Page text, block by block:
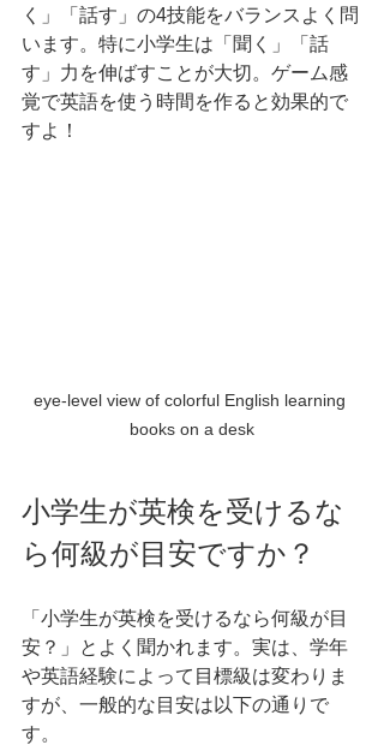
く」「話す」の4技能をバランスよく問
います。特に小学生は「聞く」「話
す」力を伸ばすことが大切。ゲーム感
覚で英語を使う時間を作ると効果的で
すよ！
eye-level view of colorful English learning
books on a desk
小学生が英検を受けるな
ら何級が目安ですか？
「小学生が英検を受けるなら何級が目
安？」とよく聞かれます。実は、学年
や英語経験によって目標級は変わりま
すが、一般的な目安は以下の通りで
す。